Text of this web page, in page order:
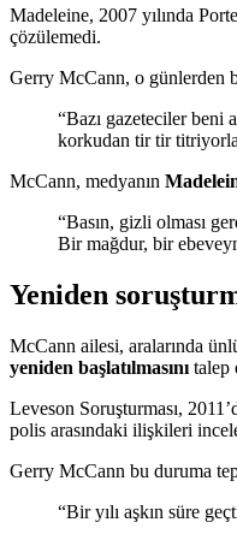
Madeleine, 2007 yılında
çözülemedi.
Gerry McCann, o günlerden
“Bazı gazeteciler beni
korkudan tir tir
McCann, medyanın
“Basın, gizli olması
Bir mağdur, bir
Yeniden
McCann ailesi, aralarında
yeniden başlatılmasını talep
Leveson Soruşturması,
polis arasındaki ilişkileri
Gerry McCann bu duruma
“Bir yılı aşkın süre